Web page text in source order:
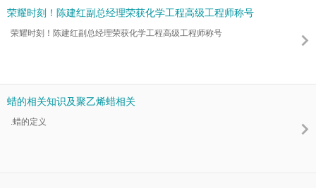
荣耀时刻！陈建红副总经理荣获化学工程高级工程师称号
荣耀时刻！陈建红副总经理荣获化学工程高级工程师称号
蜡的相关知识及聚乙烯蜡相关
.蜡的定义